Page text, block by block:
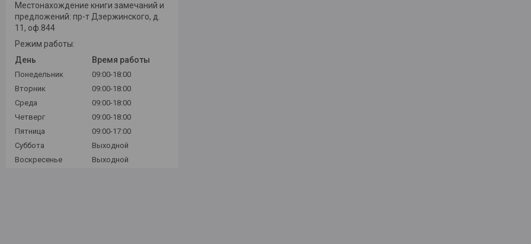
Местонахождение книги замечаний и
предложений: пр-т Дзержинского, д.
11, оф.844
Режим работы:
День
Время работы
Понедельник
09:00-18:00
Вторник
09:00-18:00
Среда
09:00-18:00
Четверг
09:00-18:00
Пятница
09:00-17:00
Суббота
Выходной
Воскресенье
Выходной